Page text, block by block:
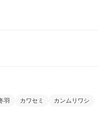
羽 カワセミ
カンムリワシ